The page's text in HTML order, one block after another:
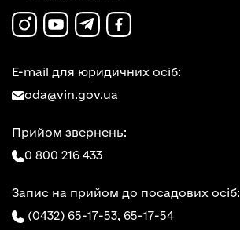
E-mail для юридичних осіб:
oda@vin.gov.ua
Прийом звернень:
0 800 216 433
Запис на прийом до посадових осіб:
(0432) 65-17-53, 65-17-54